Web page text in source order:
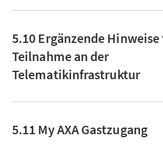
5.10 Ergänzende
Teilnahme an der
Telematikinfrastruktur
5.11 My AXA Gastzugang